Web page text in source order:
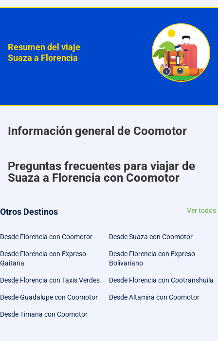
Resumen del viaje
Suaza a Florencia
Información general de Coomotor
Preguntas frecuentes para viajar de
Suaza a Florencia con Coomotor
Otros Destinos Ver todos
Desde Florencia con Coomotor Desde Suaza con Coomotor
Desde Florencia con Expreso
Gaitana
Desde Florencia con Expreso
Bolivariano
Desde Florencia con Taxis Verdes Desde Florencia con Cootranshuila
Desde Guadalupe con Coomotor Desde Altamira con Coomotor
Desde Timana con Coomotor